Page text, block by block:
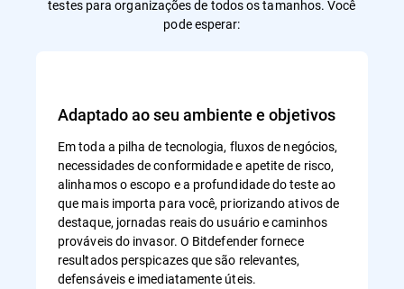
testes para organizações de todos os tamanhos. Você
pode esperar:
Adaptado ao seu ambiente e objetivos
Em toda a pilha de tecnologia, fluxos de negócios,
necessidades de conformidade e apetite de risco,
alinhamos o escopo e a profundidade do teste ao
que mais importa para você, priorizando ativos de
destaque, jornadas reais do usuário e caminhos
prováveis do invasor. O Bitdefender fornece
resultados perspicazes que são relevantes,
defensáveis e imediatamente úteis.